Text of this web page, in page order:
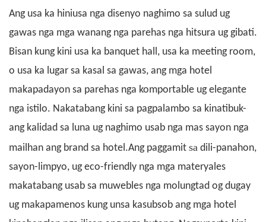
Ang usa ka hiniusa nga disenyo naghimo sa sulud ug
gawas nga mga wanang nga parehas nga hitsura ug gibati.
Bisan kung kini usa ka banquet hall, usa ka meeting room,
o usa ka lugar sa kasal sa gawas, ang mga hotel
makapadayon sa parehas nga komportable ug elegante
nga istilo. Nakatabang kini sa pagpalambo sa kinatibuk-
ang kalidad sa luna ug naghimo usab nga mas sayon ​​nga
mailhan ang brand sa hotel.Ang paggamit sa dili-panahon,
sayon-limpyo, ug eco-friendly nga mga materyales
makatabang usab sa muwebles nga molungtad og dugay
ug makapamenos kung unsa kasubsob ang mga hotel